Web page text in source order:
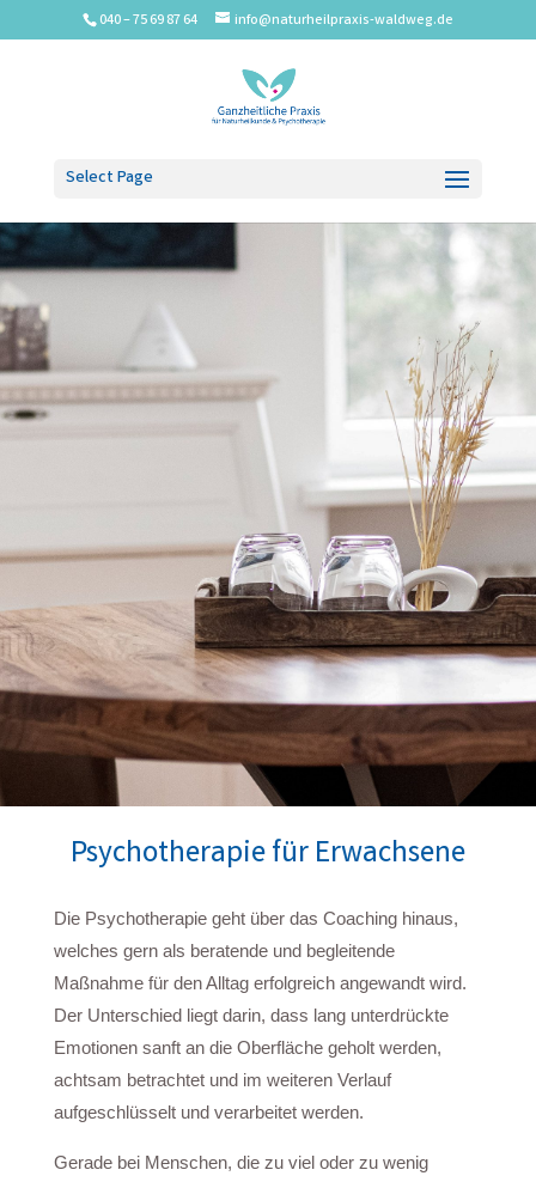
040 – 75 69 87 64 info@naturheilpraxis-waldweg.de
Select Page
Psychotherapie für Erwachsene
Die Psychotherapie geht über das Coaching hinaus,
welches gern als beratende und begleitende
Maßnahme für den Alltag erfolgreich angewandt wird.
Der Unterschied liegt darin, dass lang unterdrückte
Emotionen sanft an die Oberfläche geholt werden,
achtsam betrachtet und im weiteren Verlauf
aufgeschlüsselt und verarbeitet werden.
Gerade bei Menschen, die zu viel oder zu wenig